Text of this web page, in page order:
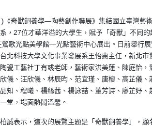
《奇獸飼養學—陶藝創作聯展》集結國立臺灣藝
，27位才華洋溢的大學生，賦予「奇獸」不同
歌光點美學館—光點藝術中心展出。日前舉行
北科技大學文化事業發展系王怡惠主任，新北
瓷工藝社丁有彧老師，藝術家洪美蓮、陳庭怡
儀、汪欣儀、林辰昀、范宜瑾、唐榕、高芷儀
知、程曦、楊絲茜、楊詠喆、董芳詩、廖芷妤
堂，場面熱鬧溫馨。
誠表示，這次的展覽主題是「奇獸飼養學」，